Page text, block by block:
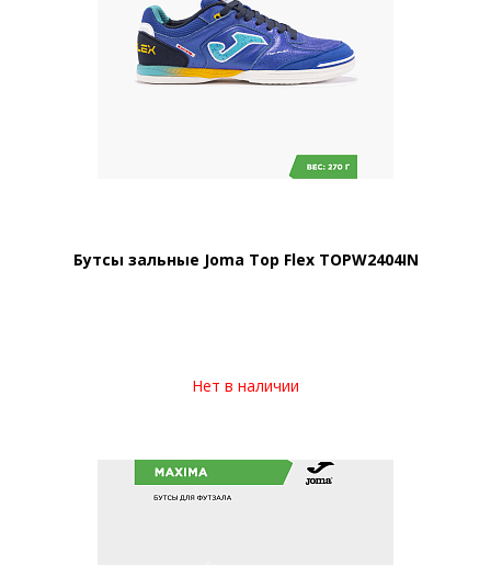
Бутсы зальные Joma Top Flex TOPW2404IN
Нет в наличии